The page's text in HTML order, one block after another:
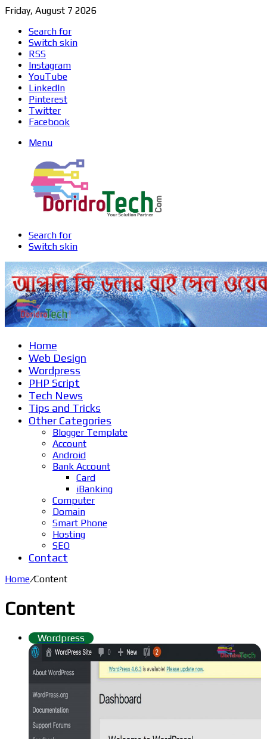
Friday, August 7 2026
Search for
Switch skin
RSS
Instagram
YouTube
LinkedIn
Pinterest
Twitter
Facebook
Menu
Search for
Switch skin
Home
Web Design
Wordpress
PHP Script
Tech News
Tips and Tricks
Other Categories
Blogger Template
Account
Android
Bank Account
Card
iBanking
Computer
Domain
Smart Phone
Hosting
SEO
Contact
Home/Content
Content
Wordpress